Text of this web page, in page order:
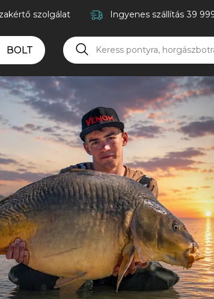
szolgálat Ingyenes szállítás 39
BOLT